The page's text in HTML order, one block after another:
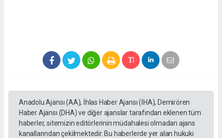
Anadolu Ajansı (AA), İhlas Haber Ajansı (İHA), Demirören
Haber Ajansı (DHA) ve diğer ajanslar tarafından eklenen tüm
haberler, sitemizin editörlerinin müdahalesi olmadan ajans
kanallarından çekilmektedir. Bu haberlerde yer alan hukuki